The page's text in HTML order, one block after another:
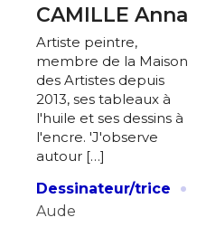
CAMILLE Anna
Artiste peintre,
membre de la Maison
des Artistes depuis
2013, ses tableaux à
l'huile et ses dessins à
l'encre. 'J'observe
autour […]
Dessinateur/trice
·
Aude